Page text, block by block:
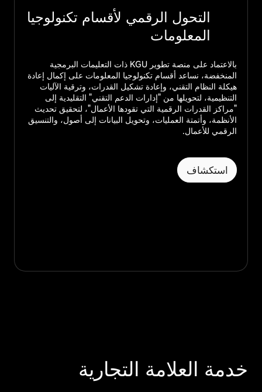
التحول الرقمي لأقسام تكنولوجيا
المعلومات
بالاعتماد على منصة تطوير KGU ذات التعليمات البرمجية
المنخفضة، نساعد أقسام تكنولوجيا المعلومات على إكمال إعادة
هيكلة النظام التقني، وإعادة تشكيل القدرات، وترقية الآليات
التنظيمية، لتحويلها من "إدارات الدعم التقني" التقليدية إلى
"مراكز القدرات الرقمية التي تقودها الأعمال"، لتحقيق تحديث
الأنظمة، وأتمتة العمليات، وتحويل البيانات إلى أصول، والتنسيق
الرقمي للأعمال.
استكشاف
خدمة العلامة التجارية